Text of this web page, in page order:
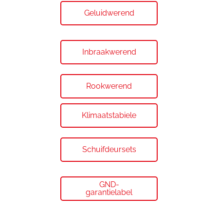
Geluidwerend
Inbraakwerend
Rookwerend
Klimaatstabiele
Schuifdeursets
GND-
garantielabel